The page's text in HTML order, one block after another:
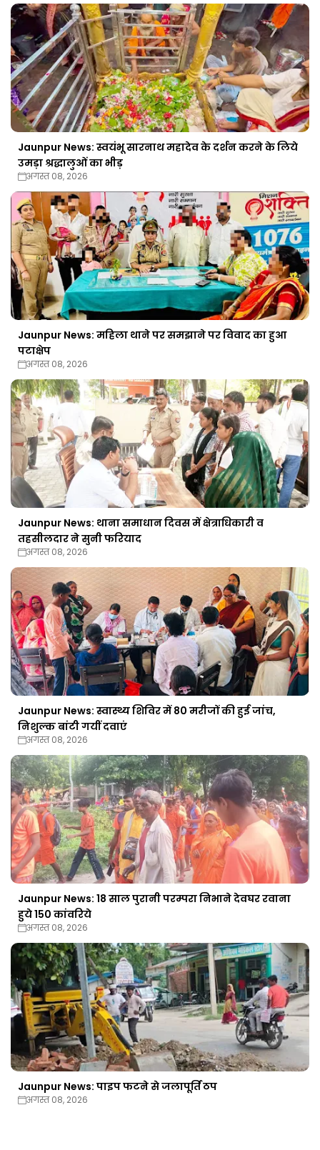
Jaunpur News: स्वयंभू सारनाथ महादेव के दर्शन करने के लिये
उमड़ा श्रद्धालुओं का भीड़
अगस्त 08, 2026
Jaunpur News: महिला थाने पर समझाने पर विवाद का हुआ
पटाक्षेप
अगस्त 08, 2026
Jaunpur News: थाना समाधान दिवस में क्षेत्राधिकारी व
तहसीलदार ने सुनी फरियाद
अगस्त 08, 2026
Jaunpur News: स्वास्थ्य शिविर में 80 मरीजों की हुई जांच,
निशुल्क बांटी गयीं दवाएं
अगस्त 08, 2026
Jaunpur News: 18 साल पुरानी परम्परा निभाने देवघर रवाना
हुये 150 कांवरिये
अगस्त 08, 2026
Jaunpur News: पाइप फटने से जलापूर्ति ठप
अगस्त 08, 2026